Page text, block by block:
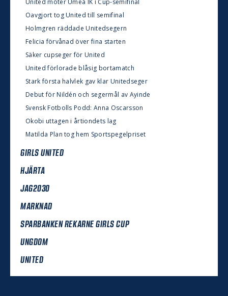
Oavgjort tog United till semifinal
Holmgren räddade Unitedsegern
Felicia förvånad över fina starten
Säker cupseger för United
United förlorade blåsig bortamatch
Stark första halvlek gav klar Unitedseger
Debut för Nildén och segermål av Ayinde
Svensk Fotbolls Podd: Anna Oscarsson
Okobi uttagen i årtiondets lag
Matilda Plan tog hem Sportspegelpriset
GIRLS UNITED
HJÄRTA
JAG2030
MARKNAD
SPARBANKEN REKARNE GIRLS CUP
UNGDOM
UNITED